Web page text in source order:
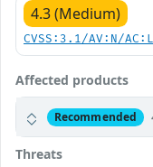
4.3 (Medium)
CVSS:3.1/AV:N/
Affected products
Recommended
Threats